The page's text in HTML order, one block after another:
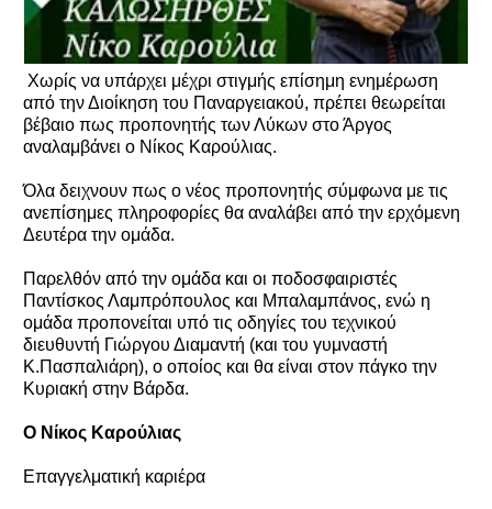
Χωρίς να υπάρχει μέχρι στιγμής επίσημη ενημέρωση
από την Διοίκηση του Παναργειακού, πρέπει θεωρείται
βέβαιο πως προπονητής των Λύκων στο Άργος
αναλαμβάνει ο Νίκος Καρούλιας.
Όλα δειχνουν πως ο νέος προπονητής σύμφωνα με τις
ανεπίσημες πληροφορίες θα αναλάβει από την ερχόμενη
Δευτέρα την ομάδα.
Παρελθόν από την ομάδα και οι ποδοσφαιριστές
Παντίσκος Λαμπρόπουλος και Μπαλαμπάνος, ενώ η
ομάδα προπονείται υπό τις οδηγίες του τεχνικού
διευθυντή Γιώργου Διαμαντή (και του γυμναστή
Κ.Πασπαλιάρη), ο οποίος και θα είναι στον πάγκο την
Κυριακή στην Βάρδα.
Ο Νίκος Καρούλιας
Επαγγελματική καριέρα